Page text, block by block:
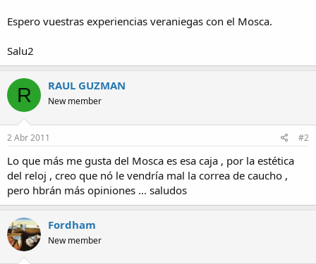
Espero vuestras experiencias veraniegas con el Mosca.
Salu2
R RAUL GUZMAN
New member
2 Abr 2011 #2
Lo que más me gusta del Mosca es esa caja , por la estética
del reloj , creo que nó le vendría mal la correa de caucho ,
pero hbrán más opiniones ... saludos
Fordham
New member